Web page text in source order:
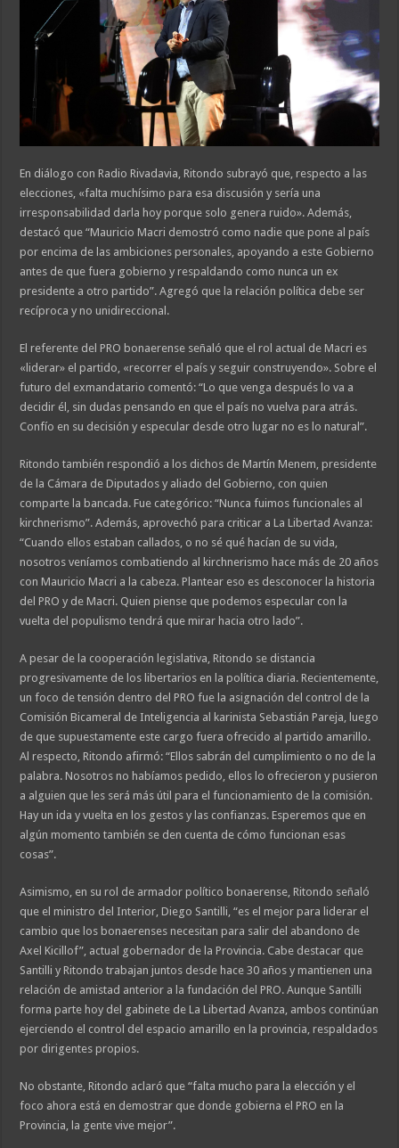
En diálogo con Radio Rivadavia, Ritondo subrayó que, respecto a las
elecciones, «falta muchísimo para esa discusión y sería una
irresponsabilidad darla hoy porque solo genera ruido». Además,
destacó que “Mauricio Macri demostró como nadie que pone al país
por encima de las ambiciones personales, apoyando a este Gobierno
antes de que fuera gobierno y respaldando como nunca un ex
presidente a otro partido”. Agregó que la relación política debe ser
recíproca y no unidireccional.
El referente del PRO bonaerense señaló que el rol actual de Macri es
«liderar» el partido, «recorrer el país y seguir construyendo». Sobre el
futuro del exmandatario comentó: “Lo que venga después lo va a
decidir él, sin dudas pensando en que el país no vuelva para atrás.
Confío en su decisión y especular desde otro lugar no es lo natural”.
Ritondo también respondió a los dichos de Martín Menem, presidente
de la Cámara de Diputados y aliado del Gobierno, con quien
comparte la bancada. Fue categórico: “Nunca fuimos funcionales al
kirchnerismo”. Además, aprovechó para criticar a La Libertad Avanza:
“Cuando ellos estaban callados, o no sé qué hacían de su vida,
nosotros veníamos combatiendo al kirchnerismo hace más de 20 años
con Mauricio Macri a la cabeza. Plantear eso es desconocer la historia
del PRO y de Macri. Quien piense que podemos especular con la
vuelta del populismo tendrá que mirar hacia otro lado”.
A pesar de la cooperación legislativa, Ritondo se distancia
progresivamente de los libertarios en la política diaria. Recientemente,
un foco de tensión dentro del PRO fue la asignación del control de la
Comisión Bicameral de Inteligencia al karinista Sebastián Pareja, luego
de que supuestamente este cargo fuera ofrecido al partido amarillo.
Al respecto, Ritondo afirmó: “Ellos sabrán del cumplimiento o no de la
palabra. Nosotros no habíamos pedido, ellos lo ofrecieron y pusieron
a alguien que les será más útil para el funcionamiento de la comisión.
Hay un ida y vuelta en los gestos y las confianzas. Esperemos que en
algún momento también se den cuenta de cómo funcionan esas
cosas”.
Asimismo, en su rol de armador político bonaerense, Ritondo señaló
que el ministro del Interior, Diego Santilli, “es el mejor para liderar el
cambio que los bonaerenses necesitan para salir del abandono de
Axel Kicillof”, actual gobernador de la Provincia. Cabe destacar que
Santilli y Ritondo trabajan juntos desde hace 30 años y mantienen una
relación de amistad anterior a la fundación del PRO. Aunque Santilli
forma parte hoy del gabinete de La Libertad Avanza, ambos continúan
ejerciendo el control del espacio amarillo en la provincia, respaldados
por dirigentes propios.
No obstante, Ritondo aclaró que “falta mucho para la elección y el
foco ahora está en demostrar que donde gobierna el PRO en la
Provincia, la gente vive mejor”.